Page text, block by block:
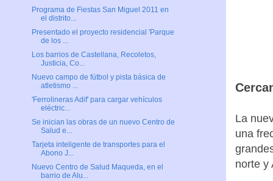
La
una
norte y
Programa de Fiestas San Miguel 2011 en
el distrito...
Presentado el proyecto residencial 'Parque
de los ...
Los barrios de Castellana, Recoletos,
Justicia, Co...
Nuevo campo de fútbol y pista básica de
atletismo ...
'Ferrolineras Adif' para cargar vehículos
eléctric...
Se inician las obras de un nuevo Centro de
Salud e...
Tarjeta inteligente de transportes para el
Abono J...
Nuevo Centro de Salud Maqueda, en el
barrio de Alu...